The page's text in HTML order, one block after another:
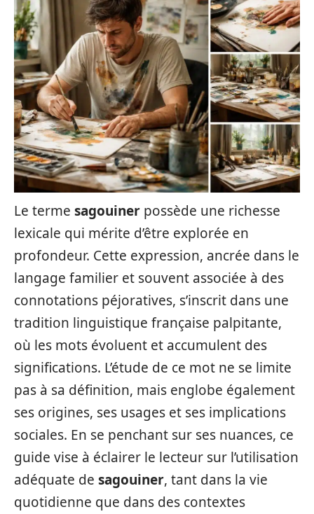
Le terme sagouiner possède une richesse
lexicale qui mérite d’être explorée en
profondeur. Cette expression, ancrée dans le
langage familier et souvent associée à des
connotations péjoratives, s’inscrit dans une
tradition linguistique française palpitante,
où les mots évoluent et accumulent des
significations. L’étude de ce mot ne se limite
pas à sa définition, mais englobe également
ses origines, ses usages et ses implications
sociales. En se penchant sur ses nuances, ce
guide vise à éclairer le lecteur sur l’utilisation
adéquate de sagouiner, tant dans la vie
quotidienne que dans des contextes